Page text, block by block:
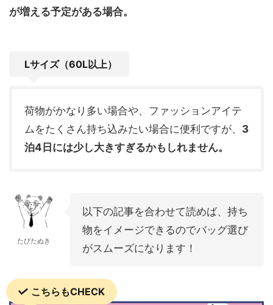
が増える予定がある場合。
Lサイズ（60L以上）
荷物がかなり多い場合や、ファッションアイテ
ムをたくさん持ち込みたい場合に便利ですが、 3
泊4日には少し大きすぎるかもしれません。
たびたぬき
以下の記事を合わせて読めば、持ち
物をイメージできるのでバッグ選び
がスムーズになります！
こちらもCHECK